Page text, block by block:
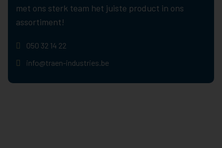
met ons sterk team het juiste product in ons
assortiment!
050 32 14 22
info@traen-industries.be